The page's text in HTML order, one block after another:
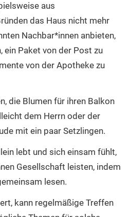
aus
das Haus nicht mehr
Nachbar*innen anbieten,
ein Paket von der Post zu
von der Apotheke zu
die Blumen für ihren Balkon
dem Herrn oder der
mit ein paar Setzlingen.
lebt und sich einsam fühlt,
Gesellschaft leisten, indem
lesen.
kann regelmäßige Treffen